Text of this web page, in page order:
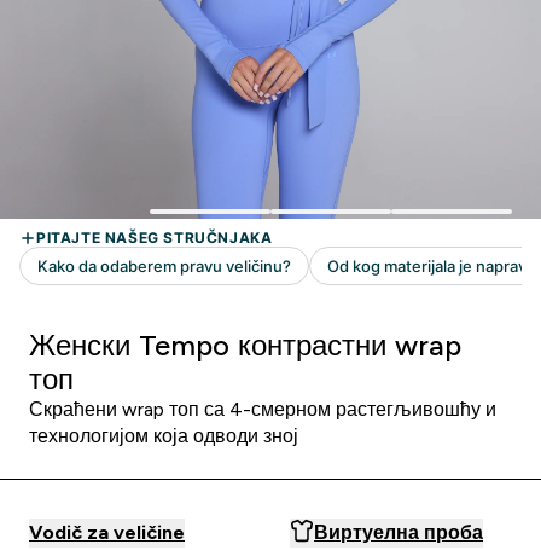
Женски Tempo контрастни wrap
топ
Скраћени wrap топ са 4-смерном растегљивошћу и
технологијом која одводи зној
Vodič za veličine Виртуелна проба